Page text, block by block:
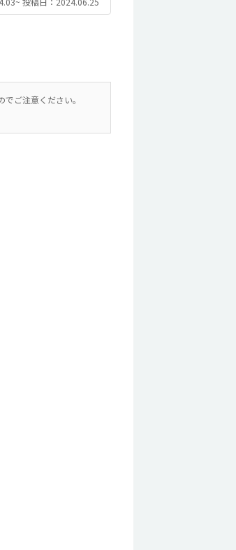
ご注意ください。